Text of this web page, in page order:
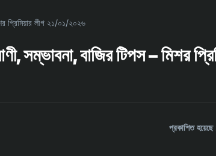
প্রিমিয়ার লীগ ২১/০১/২০২৬
সম্ভাবনা, বাজির টিপস – মিশর
প্রকাশিত